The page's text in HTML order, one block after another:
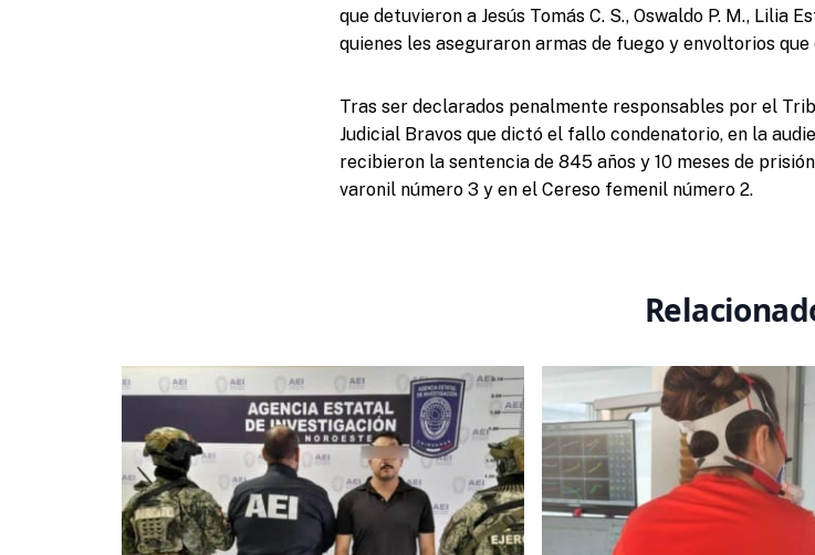
que detuvieron a Jesús Tomás C. S., Oswaldo P. M., Lilia
quienes les aseguraron armas de fuego y envoltorios
Tras ser declarados penalmente responsables por el
Judicial Bravos que dictó el fallo condenatorio, en la
recibieron la sentencia de 845 años y 10 meses de
varonil número 3 y en el Cereso femenil número 2.